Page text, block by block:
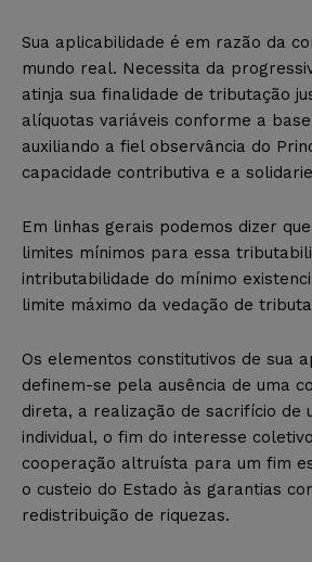
Sua aplicabilidade é em razão da
mundo real. Necessita da
atinja sua finalidade de tributação
alíquotas variáveis conforme a
auxiliando a fiel observância do
capacidade contributiva e a
Em linhas gerais podemos dizer
limites mínimos para essa
intributabilidade do mínimo
limite máximo da vedação de
Os elementos constitutivos de sua
definem-se pela ausência de uma
direta, a realização de sacrifício de
individual, o fim do interesse
cooperação altruísta para um fim
o custeio do Estado às garantias
redistribuição de riquezas.